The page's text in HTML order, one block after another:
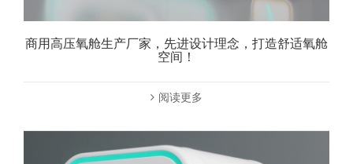
商用高压氧舱生产厂家，先进设计理念，打造舒适氧舱
空间！
阅读更多